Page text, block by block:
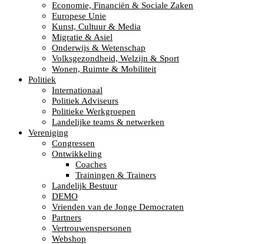
Economie, Financiën & Sociale Zaken
Europese Unie
Kunst, Cultuur & Media
Migratie & Asiel
Onderwijs & Wetenschap
Volksgezondheid, Welzijn & Sport
Wonen, Ruimte & Mobiliteit
Politiek
Internationaal
Politiek Adviseurs
Politieke Werkgroepen
Landelijke teams & netwerken
Vereniging
Congressen
Ontwikkeling
Coaches
Trainingen & Trainers
Landelijk Bestuur
DEMO
Vrienden van de Jonge Democraten
Partners
Vertrouwenspersonen
Webshop